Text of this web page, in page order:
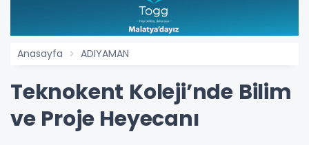
Anasayfa ADIYAMAN
Teknokent Koleji’nde Bilim
ve Proje Heyecanı